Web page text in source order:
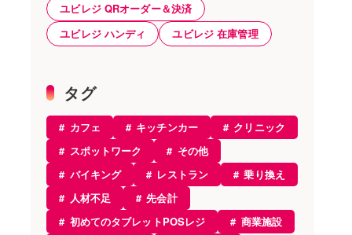
ユビレジ QRオーダー＆決済
ユビレジ ハンディ
ユビレジ 在庫管理
タグ
カフェ キッチンカー
クリニック
スポットワーク
その他
バイキング
レストラン
乗り換え
人材不足
先会計
初めてのタブレットPOSレジ
商業施設